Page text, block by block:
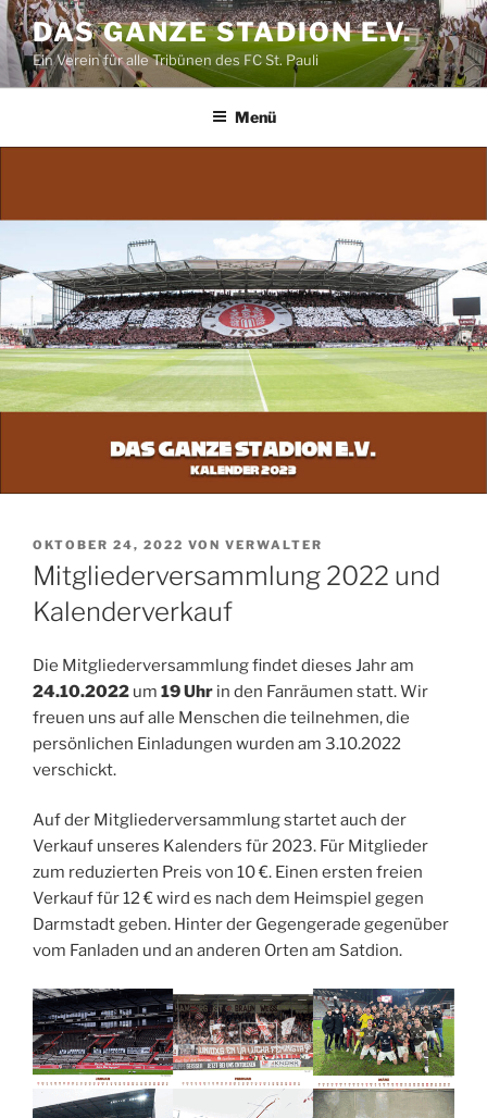
Zum
Inhalt
springen
DAS GANZE STADION E.V.
Ein Verein für alle Tribünen des FC St. Pauli
Menü
VERÖFFENTLICHT
AM
OKTOBER 24, 2022 VON VERWALTER
Mitgliederversammlung 2022 und
Kalenderverkauf
Die Mitgliederversammlung findet dieses Jahr am
24.10.2022 um 19 Uhr in den Fanräumen statt. Wir
freuen uns auf alle Menschen die teilnehmen, die
persönlichen Einladungen wurden am 3.10.2022
verschickt.
Auf der Mitgliederversammlung startet auch der
Verkauf unseres Kalenders für 2023. Für Mitglieder
zum reduzierten Preis von 10 €. Einen ersten freien
Verkauf für 12 € wird es nach dem Heimspiel gegen
Darmstadt geben. Hinter der Gegengerade gegenüber
vom Fanladen und an anderen Orten am Satdion.